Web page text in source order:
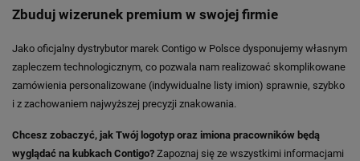
Zbuduj wizerunek premium w swojej firmie
Jako oficjalny dystrybutor marek Contigo w Polsce dysponujemy własnym
zapleczem technologicznym, co pozwala nam realizować skomplikowane
zamówienia personalizowane (indywidualne listy imion) sprawnie, szybko
i z zachowaniem najwyższej precyzji znakowania.
Chcesz zobaczyć, jak Twój logotyp oraz imiona pracowników będą
wyglądać na kubkach Contigo?Zapoznaj się ze wszystkimi informacjami